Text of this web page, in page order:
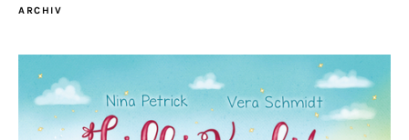
ARCHIV